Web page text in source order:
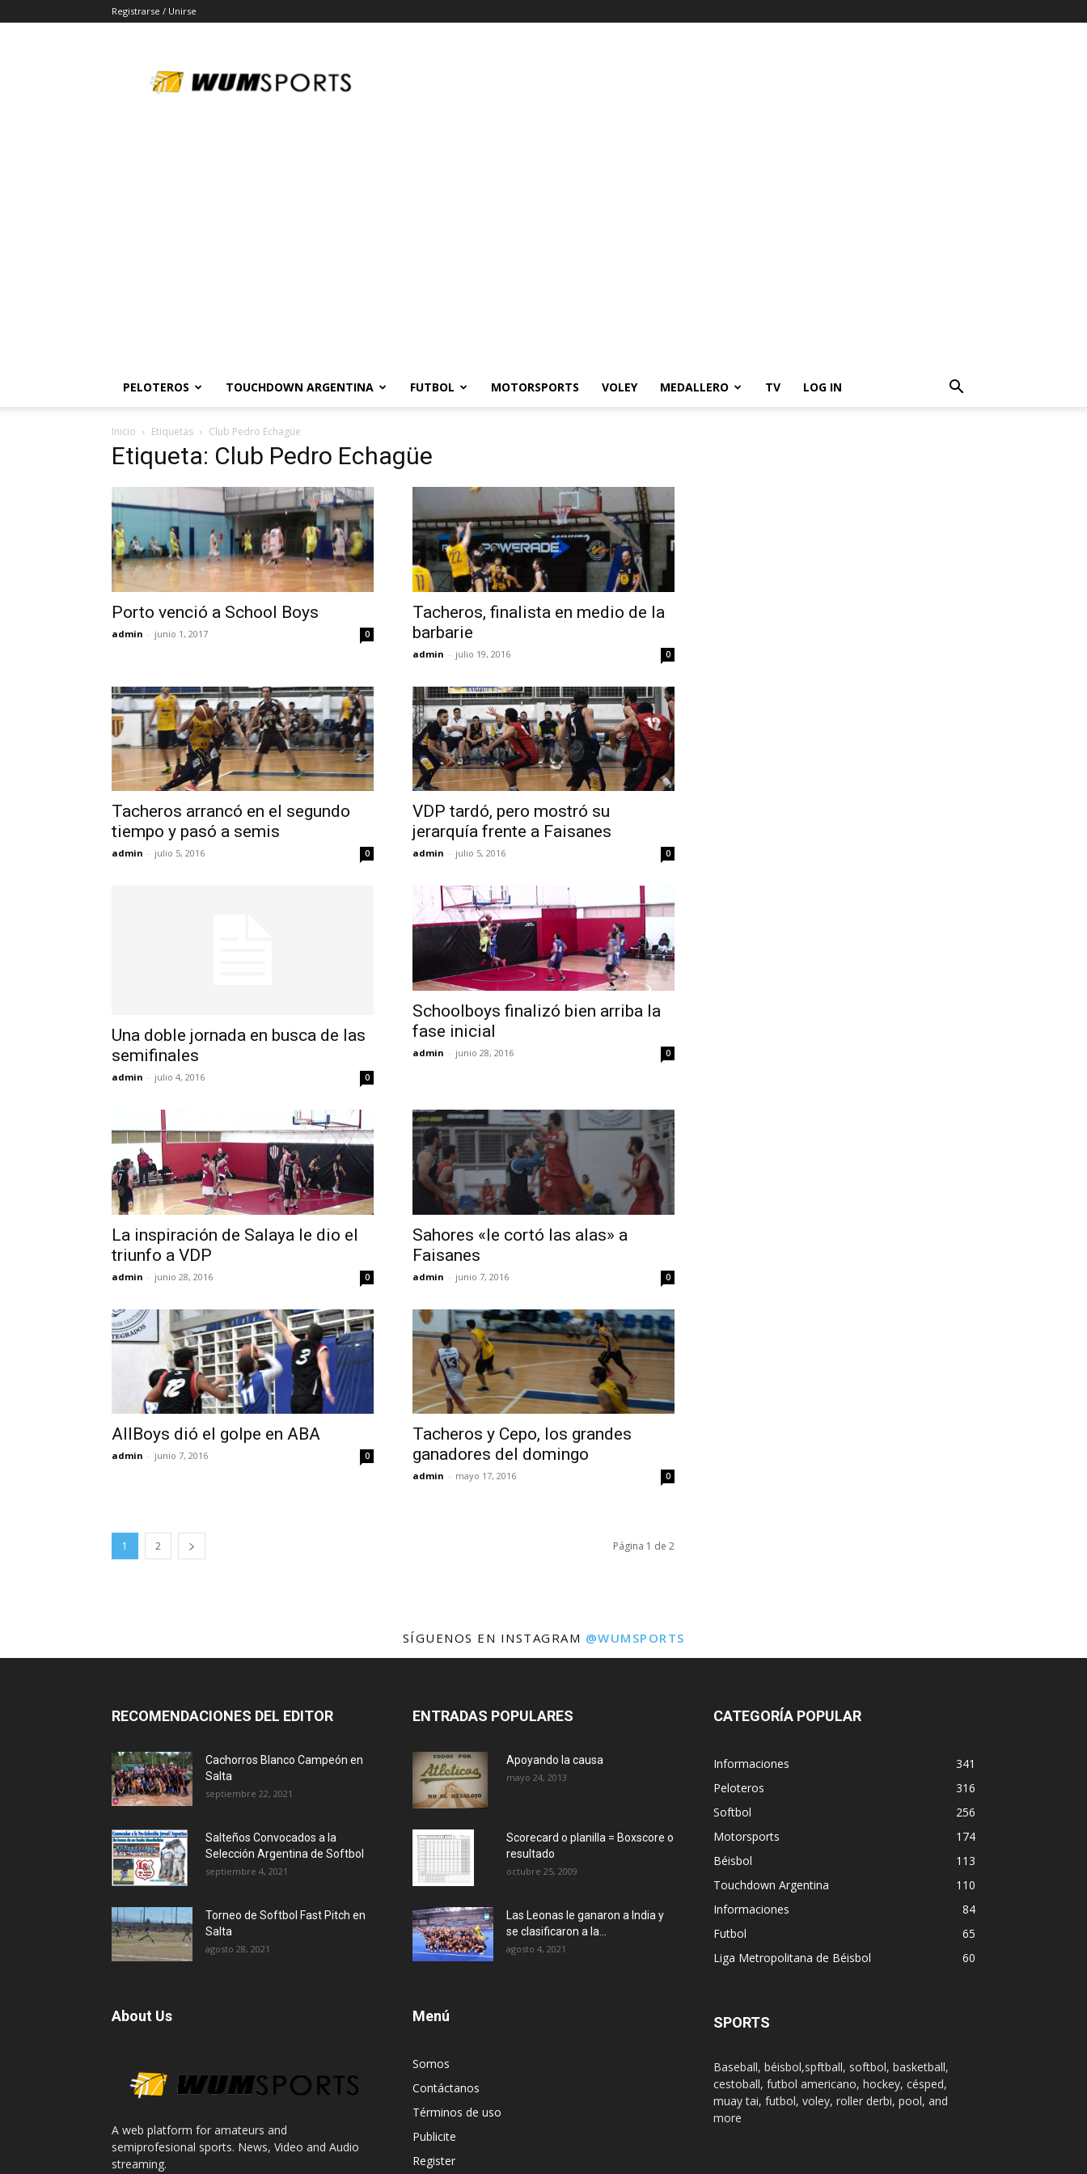
Registrarse / Unirse
PELOTEROS TOUCHDOWN ARGENTINA FUTBOL MOTORSPORTS VOLEY MEDALLERO TV LOG IN
Inicio Etiquetas Club Pedro Echagüe
Etiqueta: Club Pedro Echagüe
Porto venció a School Boys
admin - junio 1, 2017 0
Tacheros, finalista en medio de la
barbarie
admin - julio 19, 2016 0
Tacheros arrancó en el segundo
tiempo y pasó a semis
admin - julio 5, 2016 0
VDP tardó, pero mostró su
jerarquía frente a Faisanes
admin - julio 5, 2016 0
Una doble jornada en busca de las
semifinales
admin - julio 4, 2016 0
Schoolboys finalizó bien arriba la
fase inicial
admin - junio 28, 2016 0
La inspiración de Salaya le dio el
triunfo a VDP
admin - junio 28, 2016 0
Sahores «le cortó las alas» a
Faisanes
admin - junio 7, 2016 0
AllBoys dió el golpe en ABA
admin - junio 7, 2016 0
Tacheros y Cepo, los grandes
ganadores del domingo
admin - mayo 17, 2016 0
1 2 Página 1 de 2
SÍGUENOS EN INSTAGRAM @WUMSPORTS
RECOMENDACIONES DEL EDITOR
Cachorros Blanco Campeón en
Salta
septiembre 22, 2021
Salteños Convocados a la
Selección Argentina de Softbol
septiembre 4, 2021
Torneo de Softbol Fast Pitch en
Salta
agosto 28, 2021
About Us
A web platform for amateurs and
semiprofesional sports. News, Video and Audio
streaming.
ENTRADAS POPULARES
Apoyando la causa
mayo 24, 2013
Scorecard o planilla = Boxscore o
resultado
octubre 25, 2009
Las Leonas le ganaron a India y
se clasificaron a la...
agosto 4, 2021
Menú
Somos
Contáctanos
Términos de uso
Publicite
Register
CATEGORÍA POPULAR
Informaciones
341
Peloteros
316
Softbol
256
Motorsports
174
Béisbol
113
Touchdown Argentina
110
Informaciones
84
Futbol
65
Liga Metropolitana de Béisbol
60
SPORTS
Baseball, béisbol,spftball, softbol, basketball,
cestoball, futbol americano, hockey, césped,
muay tai, futbol, voley, roller derbi, pool, and
more